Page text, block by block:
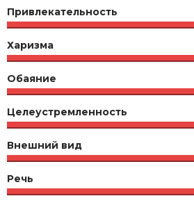
Привлекательность
Харизма
Обаяние
Целеустремленность
Внешний вид
Речь